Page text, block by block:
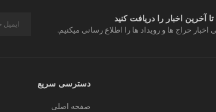
آخرین اخبار را دریافت کنید
اخبار حراج ها و رویداد ها را اطلاع رسانی میکنیم.
دسترسی سریع
صفحه اصلی